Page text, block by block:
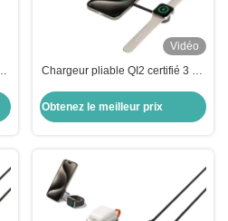
Vidéo
Chargeur pliable QI2 certifié 3 en
Obtenez le meilleur prix